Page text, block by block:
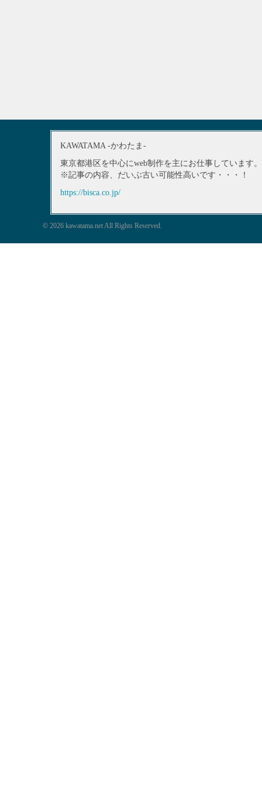
KAWATAMA -かわたま-
東京都港区を中心にweb制作を主にお仕事しています。
※記事の内容、だいぶ古い可能性高いです・・・！
https://bisca.co.jp/
© 2026 kawatama.net All Rights Reserved.